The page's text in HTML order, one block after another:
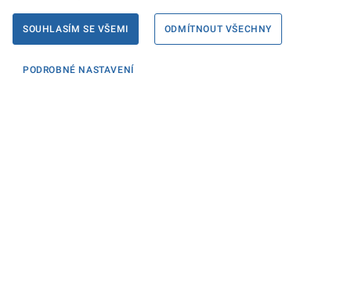
SOUHLASÍM SE VŠEMI ODMÍTNOUT VŠECHNY
PODROBNÉ NASTAVENÍ